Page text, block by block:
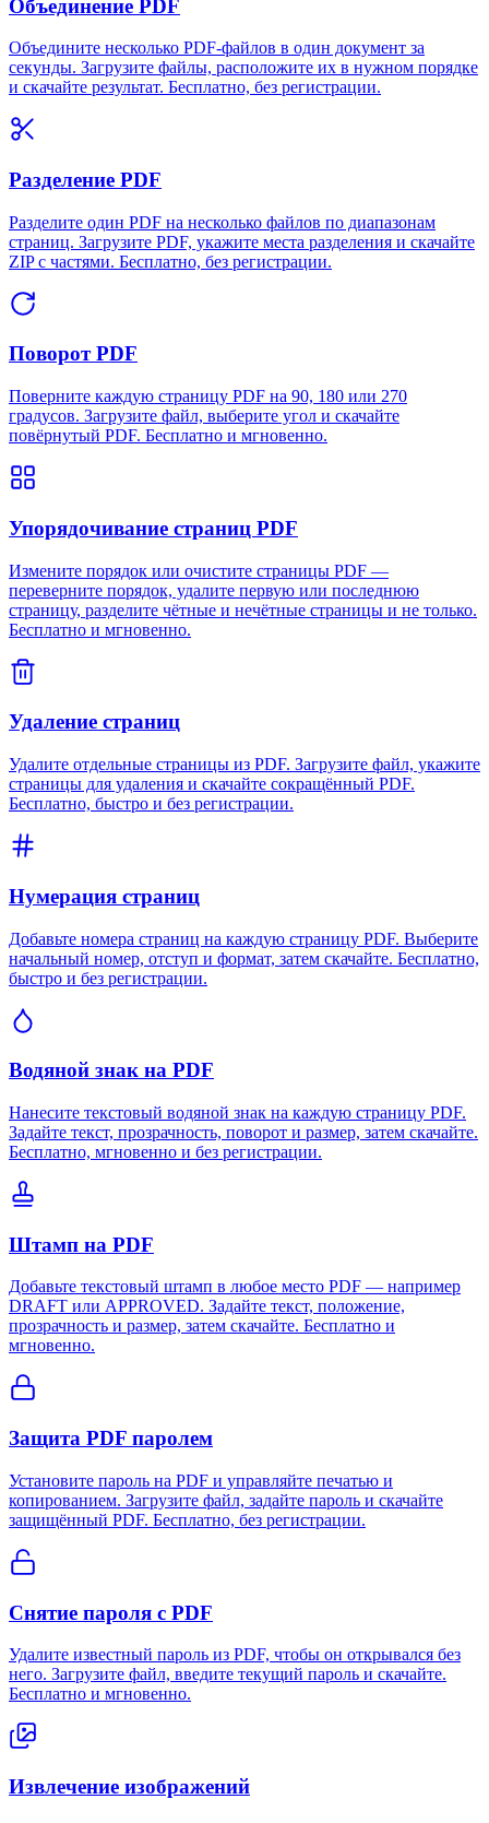
Объединение PDF
Объедините несколько PDF-файлов в один документ за
секунды. Загрузите файлы, расположите их в нужном порядке
и скачайте результат. Бесплатно, без регистрации.
Разделение PDF
Разделите один PDF на несколько файлов по диапазонам
страниц. Загрузите PDF, укажите места разделения и скачайте
ZIP с частями. Бесплатно, без регистрации.
Поворот PDF
Поверните каждую страницу PDF на 90, 180 или 270
градусов. Загрузите файл, выберите угол и скачайте
повёрнутый PDF. Бесплатно и мгновенно.
Упорядочивание страниц PDF
Измените порядок или очистите страницы PDF —
переверните порядок, удалите первую или последнюю
страницу, разделите чётные и нечётные страницы и не только.
Бесплатно и мгновенно.
Удаление страниц
Удалите отдельные страницы из PDF. Загрузите файл, укажите
страницы для удаления и скачайте сокращённый PDF.
Бесплатно, быстро и без регистрации.
Нумерация страниц
Добавьте номера страниц на каждую страницу PDF. Выберите
начальный номер, отступ и формат, затем скачайте. Бесплатно,
быстро и без регистрации.
Водяной знак на PDF
Нанесите текстовый водяной знак на каждую страницу PDF.
Задайте текст, прозрачность, поворот и размер, затем скачайте.
Бесплатно, мгновенно и без регистрации.
Штамп на PDF
Добавьте текстовый штамп в любое место PDF — например
DRAFT или APPROVED. Задайте текст, положение,
прозрачность и размер, затем скачайте. Бесплатно и
мгновенно.
Защита PDF паролем
Установите пароль на PDF и управляйте печатью и
копированием. Загрузите файл, задайте пароль и скачайте
защищённый PDF. Бесплатно, без регистрации.
Снятие пароля с PDF
Удалите известный пароль из PDF, чтобы он открывался без
него. Загрузите файл, введите текущий пароль и скачайте.
Бесплатно и мгновенно.
Извлечение изображений